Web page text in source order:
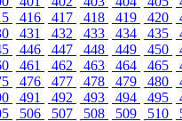
416 417 418 419 420
431 432 433 434 435
446 447 448 449 450
461 462 463 464 465
476 477 478 479 480
491 492 493 494 495
506 507 508 509 510